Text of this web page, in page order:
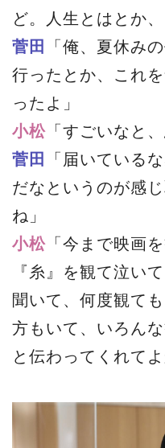
ど。人生とはとか
菅田
「俺、夏休み
行ったとか、これ
ったよ」
小松「すごいなと
菅田
「届いている
だなというのが感
ね」
小松「今まで映画
『糸』を観て泣い
聞いて、何度観て
方もいて、いろん
と伝わってくれて